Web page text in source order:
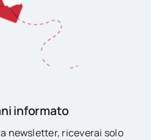
informato
newsletter, riceverai solo